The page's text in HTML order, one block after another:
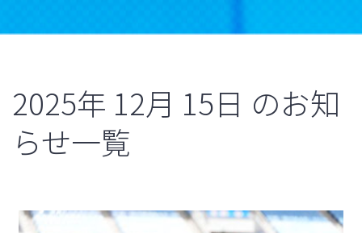
2025年 12月 15日 のお知
らせ一覧